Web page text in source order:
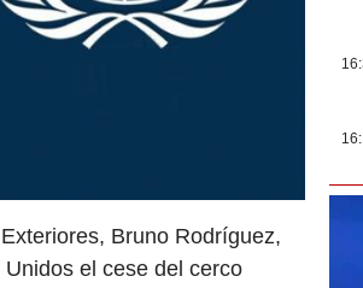
Bruno Rodríguez,
el cese del cerco